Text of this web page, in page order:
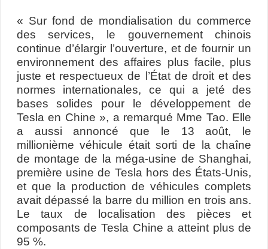
« Sur fond de mondialisation du commerce
des services, le gouvernement chinois
continue d’élargir l’ouverture, et de fournir un
environnement des affaires plus facile, plus
juste et respectueux de l’État de droit et des
normes internationales, ce qui a jeté des
bases solides pour le développement de
Tesla en Chine », a remarqué Mme Tao. Elle
a aussi annoncé que le 13 août, le
millionième véhicule était sorti de la chaîne
de montage de la méga-usine de Shanghai,
première usine de Tesla hors des États-Unis,
et que la production de véhicules complets
avait dépassé la barre du million en trois ans.
Le taux de localisation des pièces et
composants de Tesla Chine a atteint plus de
95 %.